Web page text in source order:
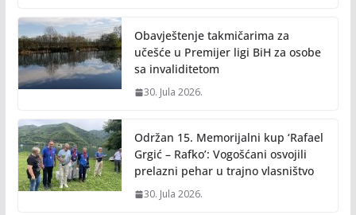
o
k
n
k
Obavještenje takmičarima za
učešće u Premijer ligi BiH za osobe
sa invaliditetom
30. Jula 2026.
Održan 15. Memorijalni kup ‘Rafael
Grgić – Rafko’: Vogošćani osvojili
prelazni pehar u trajno vlasništvo
30. Jula 2026.